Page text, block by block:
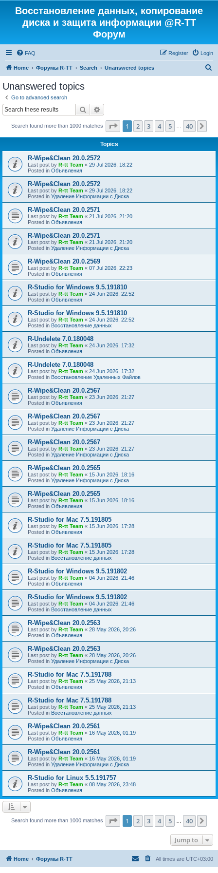
Восстановление данных, копирование
диска и защита информации @R-TT
Форум
FAQ Login
Register
Home Форумы R-TT Search Unanswered topics
Unanswered topics
Go to advanced search
Search
Search found more than 1000 matches Page 1of 40
1 2 3 4 5 40
Topics
R-Wipe&Clean 20.0.2572
Last post by R-tt Team « 29 Jul 2026, 18:22
Posted in Объявления
R-Wipe&Clean 20.0.2572
Last post by R-tt Team « 29 Jul 2026, 18:22
Posted in Удаление Информации с Диска
R-Wipe&Clean 20.0.2571
Last post by R-tt Team « 21 Jul 2026, 21:20
Posted in Объявления
R-Wipe&Clean 20.0.2571
Last post by R-tt Team « 21 Jul 2026, 21:20
Posted in Удаление Информации с Диска
R-Wipe&Clean 20.0.2569
Last post by R-tt Team « 07 Jul 2026, 22:23
Posted in Объявления
R-Studio for Windows 9.5.191810
Last post by R-tt Team « 24 Jun 2026, 22:52
Posted in Объявления
R-Studio for Windows 9.5.191810
Last post by R-tt Team « 24 Jun 2026, 22:52
Posted in Восстановление данных
R-Undelete 7.0.180048
Last post by R-tt Team « 24 Jun 2026, 17:32
Posted in Объявления
R-Undelete 7.0.180048
Last post by R-tt Team « 24 Jun 2026, 17:32
Posted in Восстановление Удаленных Файлов
R-Wipe&Clean 20.0.2567
Last post by R-tt Team « 23 Jun 2026, 21:27
Posted in Объявления
R-Wipe&Clean 20.0.2567
Last post by R-tt Team « 23 Jun 2026, 21:27
Posted in Удаление Информации с Диска
R-Wipe&Clean 20.0.2567
Last post by R-tt Team « 23 Jun 2026, 21:27
Posted in Удаление Информации с Диска
R-Wipe&Clean 20.0.2565
Last post by R-tt Team « 15 Jun 2026, 18:16
Posted in Удаление Информации с Диска
R-Wipe&Clean 20.0.2565
Last post by R-tt Team « 15 Jun 2026, 18:16
Posted in Объявления
R-Studio for Mac 7.5.191805
Last post by R-tt Team « 15 Jun 2026, 17:28
Posted in Объявления
R-Studio for Mac 7.5.191805
Last post by R-tt Team « 15 Jun 2026, 17:28
Posted in Восстановление данных
R-Studio for Windows 9.5.191802
Last post by R-tt Team « 04 Jun 2026, 21:46
Posted in Объявления
R-Studio for Windows 9.5.191802
Last post by R-tt Team « 04 Jun 2026, 21:46
Posted in Восстановление данных
R-Wipe&Clean 20.0.2563
Last post by R-tt Team « 28 May 2026, 20:26
Posted in Объявления
R-Wipe&Clean 20.0.2563
Last post by R-tt Team « 28 May 2026, 20:26
Posted in Удаление Информации с Диска
R-Studio for Mac 7.5.191788
Last post by R-tt Team « 25 May 2026, 21:13
Posted in Объявления
R-Studio for Mac 7.5.191788
Last post by R-tt Team « 25 May 2026, 21:13
Posted in Восстановление данных
R-Wipe&Clean 20.0.2561
Last post by R-tt Team « 16 May 2026, 01:19
Posted in Объявления
R-Wipe&Clean 20.0.2561
Last post by R-tt Team « 16 May 2026, 01:19
Posted in Удаление Информации с Диска
R-Studio for Linux 5.5.191757
Last post by R-tt Team « 08 May 2026, 23:48
Posted in Объявления
Search found more than 1000 matches Page 1of 40
1 2 3 4 5 40
Jump to
Home Форумы R-TT All times are UTC+03:00